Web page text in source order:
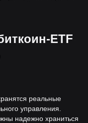
ETF
реальные
управления.
надежно храниться